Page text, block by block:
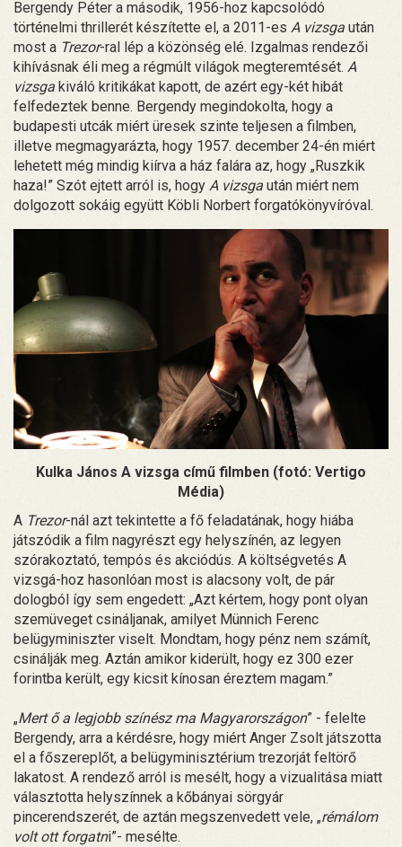
Bergendy Péter a második, 1956-hoz kapcsolódó
történelmi thrillerét készítette el, a 2011-es A vizsga után
most a Trezor-ral lép a közönség elé. Izgalmas rendezői
kihívásnak éli meg a régmúlt világok megteremtését. A
vizsga kiváló kritikákat kapott, de azért egy-két hibát
felfedeztek benne. Bergendy megindokolta, hogy a
budapesti utcák miért üresek szinte teljesen a filmben,
illetve megmagyarázta, hogy 1957. december 24-én miért
lehetett még mindig kiírva a ház falára az, hogy „Ruszkik
haza!” Szót ejtett arról is, hogy A vizsga után miért nem
dolgozott sokáig együtt Köbli Norbert forgatókönyvíróval.
Kulka János A vizsga című filmben (fotó: Vertigo
Média)
A Trezor-nál azt tekintette a fő feladatának, hogy hiába
játszódik a film nagyrészt egy helyszínén, az legyen
szórakoztató, tempós és akciódús. A költségvetés A
vizsgá-hoz hasonlóan most is alacsony volt, de pár
dologból így sem engedett: „Azt kértem, hogy pont olyan
szemüveget csináljanak, amilyet Münnich Ferenc
belügyminiszter viselt. Mondtam, hogy pénz nem számít,
csinálják meg. Aztán amikor kiderült, hogy ez 300 ezer
forintba került, egy kicsit kínosan éreztem magam.”
„Mert ő a legjobb színész ma Magyarországon” - felelte
Bergendy, arra a kérdésre, hogy miért Anger Zsolt játszotta
el a főszereplőt, a belügyminisztérium trezorját feltörő
lakatost. A rendező arról is mesélt, hogy a vizualitása miatt
választotta helyszínnek a kőbányai sörgyár
pincerendszerét, de aztán megszenvedett vele, „rémálom
volt ott forgatni”- mesélte.